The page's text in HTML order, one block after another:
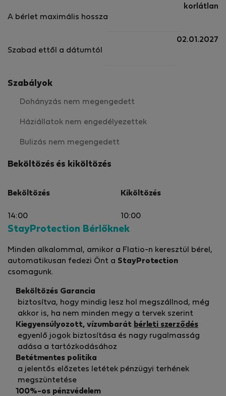
A bérlet maximális hossza
korlátlan
Szabad ettől a dátumtól
02.01.2027
Szabályok
Dohányzás nem megengedett
Háziállatok nem engedélyezettek
Bulizás nem megengedett
Beköltözés és kiköltözés
Beköltözés
14:00
Kiköltözés
10:00
StayProtection Bérlőknek
Minden alkalommal, amikor a Flatio-n keresztül bérel,
automatikusan fedezi Önt a StayProtection
csomagunk.
Beköltözés Garancia
biztosítva, hogy mindig lesz hol megszállnod, még
akkor is, ha nem minden megy a tervek szerint
Kiegyensúlyozott, vízumbarát bérleti szerződés
egyenlő jogok biztosítása és nagy rugalmasság
adása a tartózkodásához
Betétmentes politika
a jelentős előzetes letétek pénzügyi terhének
megszüntetése
100%-os pénzvédelem